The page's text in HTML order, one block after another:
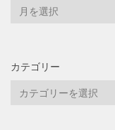
ブ
カテゴリー